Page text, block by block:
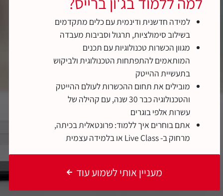
למידה חדשנית ודינמית עם כלים מתקדמים
בשילוב סימולציות, תרגול וסביבות מעבדה
מגוון הכשרות טכנולוגיות עם תכנים
המותאמים להתפתחות הטכנולוגית ולביקוש
בתעשיית ההייטק
מובילים את תחום ההכשרות לעולם ההייטק
והטכנולוגיה כבר 30 שנה, עם קהילה של
עשרות אלפי בוגרים
אתם בוחרים איך ללמוד: פרונטאלית בכיתה,
מרחוק ב- Live Class או בלמידה עצמית
מעניין אותי לשמוע עוד